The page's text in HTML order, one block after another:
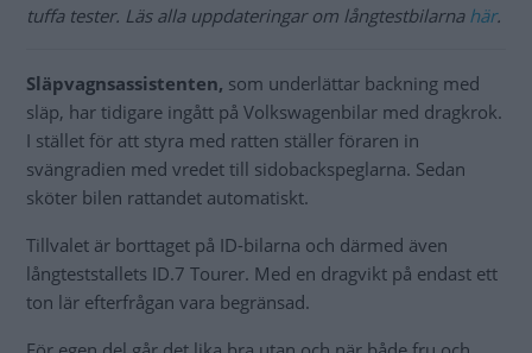
tuffa tester. Läs alla uppdateringar om långtestbilarna här.
Släpvagnsassistenten, som underlättar backning med
släp, har tidigare ingått på Volkswagenbilar med dragkrok.
I stället för att styra med ratten ställer föraren in
svängradien med vredet till sidobackspeglarna. Sedan
sköter bilen rattandet automatiskt.
Tillvalet är borttaget på ID-bilarna och därmed även
långteststallets ID.7 Tourer. Med en dragvikt på endast ett
ton lär efterfrågan vara begränsad.